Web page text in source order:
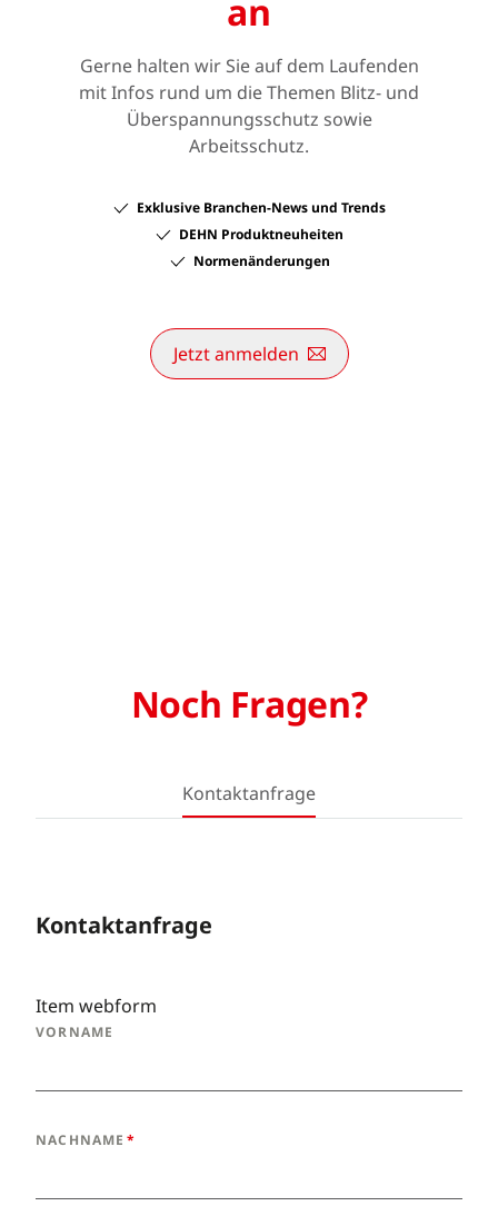
an
Gerne halten wir Sie auf dem Laufenden
mit Infos rund um die Themen Blitz- und
Überspannungsschutz sowie
Arbeitsschutz.
Exklusive Branchen-News und Trends
DEHN Produktneuheiten
Normenänderungen
Jetzt anmelden
Noch Fragen?
Kontaktanfrage
Kontaktanfrage
Item webform
VORNAME
NACHNAME